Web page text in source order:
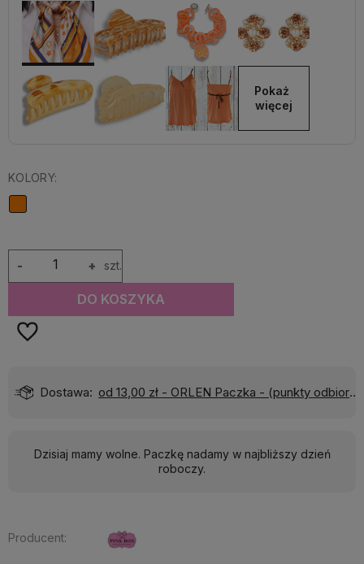
Pokaż
więcej
KOLORY:
+
- szt.
DO KOSZYKA
Dostawa: od 13,00 zł - ORLEN Paczka - (punkty odbioru)
Dzisiaj mamy wolne. Paczkę nadamy w najbliższy dzień
roboczy.
Producent: